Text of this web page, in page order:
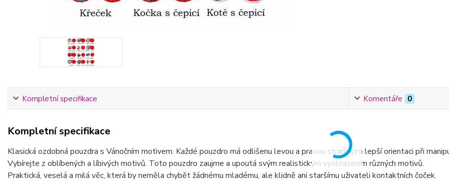
Kompletní specifikace Komentáře 0
Kompletní specifikace
Klasická ozdobná pouzdra s Vánočním motivem. Každé pouzdro má odlišenu levou a pravou stranu pro lepší orientaci při
Vybírejte z oblíbených a líbivých motivů. Toto pouzdro zaujme a upoutá svým realistickým vyobrazením různých motivů.
Praktická, veselá a milá věc, která by neměla chybět žádnému mladému, ale klidně ani staršímu uživateli kontaktních čoček.